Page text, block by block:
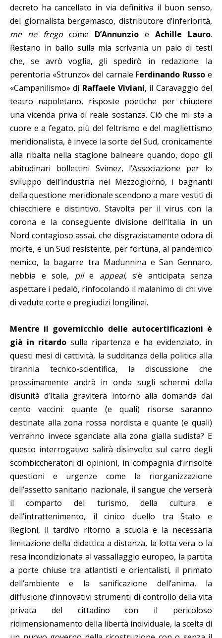
decreto ha cancellato in via definitiva il buon senso,
del giornalista bergamasco, distributore d’inferiorità,
me ne frego come D’Annunzio e Achille Lauro.
Restano in ballo sulla mia scrivania un paio di testi
che, se avrò voglia, gli spedirò in redazione: la
perentoria «Strunzo» del carnale Ferdinando Russo e
«Campanilismo» di Raffaele Viviani, il Caravaggio del
teatro napoletano, risposte poetiche per chiudere
una vicenda priva di reale sostanza. Ciò che mi sta a
cuore e a fegato, più del feltrismo e del magliettismo
meridionalista, è invece la sorte del Sud, cronicamente
alla ribalta nella stagione balneare quando, dopo gli
abitudinari bollettini Svimez, l’Associazione per lo
sviluppo dell’industria nel Mezzogiorno, i bagnanti
della questione meridionale scendono a mare vestiti di
chiacchiere e distintivo. Stavolta per il virus con la
corona e la conseguente divisione dell’Italia in un
Nord contagioso assai, che disgraziatamente odora di
morte, e un Sud resistente, per fortuna, al pandemico
nemico, la bagarre tra Madunnina e San Gennaro,
nebbia e sole, pile appeal,s’è anticipata senza
aspettare i pedalò, rinfocolando il malanimo di chi vive
di vedute corte e pregiudizi longilinei.
Mentre il governicchio delle autocertificazioni è
già in ritardo sulla ripartenza e ha evidenziato, in
questi mesi di cattività, la sudditanza della politica alla
tirannia tecnico-scientifica, la discussione che
prossimamente andrà in onda sugli schermi della
disunità d’Italia graviterà intorno alla domanda dai
cento vaccini: quante (e quali) risorse saranno
destinate alla zona rossa nordista e quante (e quali)
verranno invece sganciate alla zona gialla sudista? E
questo interrogativo salirà disinvolto sul carro degli
scombiccheratori di opinioni, in compagnia d’irrisolte
questioni e urgenze come la riorganizzazione
dell’assetto sanitario nazionale, il sangue che verserà
il comparto del turismo, della cultura e
dell’intrattenimento, il cinico duello tra Stato e
Regioni, il tardivo ritorno a scuola e la necessaria
limitazione della didattica a distanza, la lotta vera o la
resa incondizionata al vassallaggio europeo, la partita
a porte chiuse tra atlantisti e orientalisti, il primato
dell’ambiente e la sanificazione dell’anima, la
diffusione d’innovativi strumenti di controllo della vita
privata del cittadino con il pericoloso
ridimensionamento della libertà individuale, la scelta di